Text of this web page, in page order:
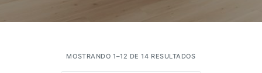
MOSTRANDO 1–12 DE 14 RESULTADOS